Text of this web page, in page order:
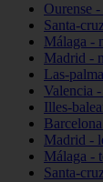
Ourense
Santa-
Málaga -
Madrid -
Las-
Valencia
Illes-
Madrid -
Málaga -
Santa-